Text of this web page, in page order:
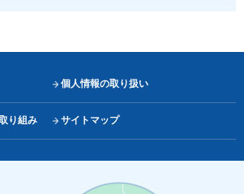
個人情報の取り扱い
り組み サイトマップ